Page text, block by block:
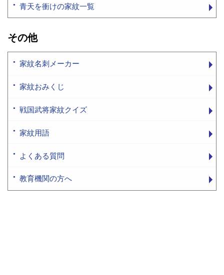
青天を衝けの家紋一覧
その他
家紋名刺メーカー
家紋おみくじ
戦国武将家紋クイズ
家紋用語
よくある質問
教育機関の方へ